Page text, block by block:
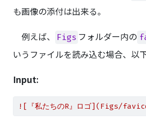
も画像の添付は出来る。
例えば、 Figs フォルダー内の
いうファイルを読み込む場合、以
Input:
![『私たちのR』ロゴ](Figs/